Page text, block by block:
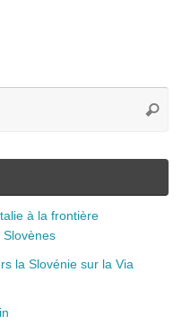
à la frontière
la Slovénie sur la Via